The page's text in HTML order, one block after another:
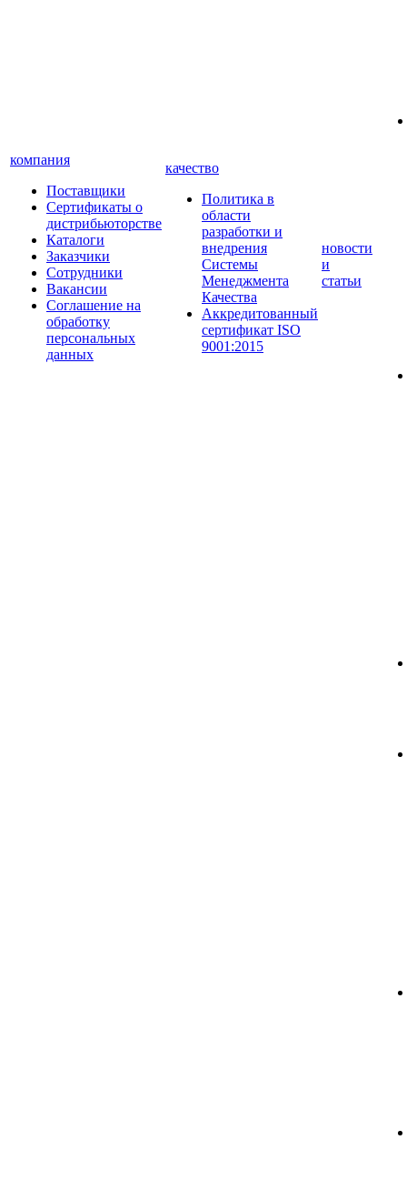
компания
Поставщики
Сертификаты о
дистрибьюторстве
Каталоги
Заказчики
Сотрудники
Вакансии
Соглашение на
обработку
персональных
данных
качество
Политика в
области
разработки и
внедрения
Системы
Менеджмента
Качества
Аккредитованный
сертификат ISO
9001:2015
новости
и
статьи